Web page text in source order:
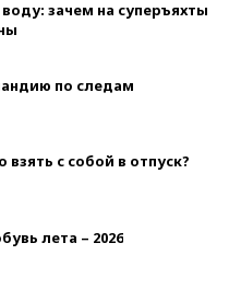
зачем на суперъяхты
по следам
с собой в отпуск?
лета – 2026